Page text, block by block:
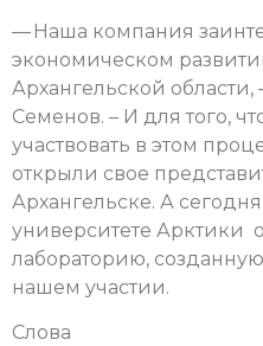
— Наша компания
экономическом
Архангельской области,
Семенов. – И для того,
участвовать в этом
открыли свое
Архангельске. А
университете Арктики
лабораторию,
нашем участии.
Слова